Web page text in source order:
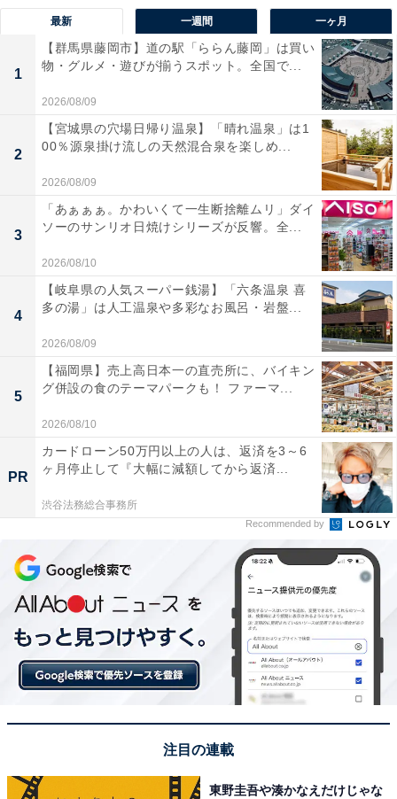
最新 一週間 一ヶ月
1
【群馬県藤岡市】道の駅「ららん藤岡」は買い
物・グルメ・遊びが揃うスポット。全国で...
2026/08/09
2
【宮城県の穴場日帰り温泉】「晴れ温泉」は1
00％源泉掛け流しの天然混合泉を楽しめ...
2026/08/09
3
「あぁぁぁ。かわいくて一生断捨離ムリ」ダイ
ソーのサンリオ日焼けシリーズが反響。全...
2026/08/10
4
【岐阜県の人気スーパー銭湯】「六条温泉 喜
多の湯」は人工温泉や多彩なお風呂・岩盤...
2026/08/09
5
【福岡県】売上高日本一の直売所に、バイキン
グ併設の食のテーマパークも！ ファーマ...
2026/08/10
PR
カードローン50万円以上の人は、返済を3～6
ヶ月停止して『大幅に減額してから返済...
渋谷法務総合事務所
Recommended by
注目の連載
東野圭吾や湊かなえだけじゃな